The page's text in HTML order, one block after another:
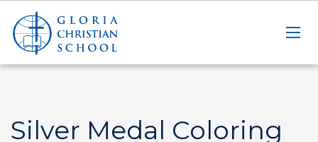
Silver Medal Coloring